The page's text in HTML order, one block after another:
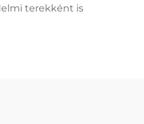
terekként is